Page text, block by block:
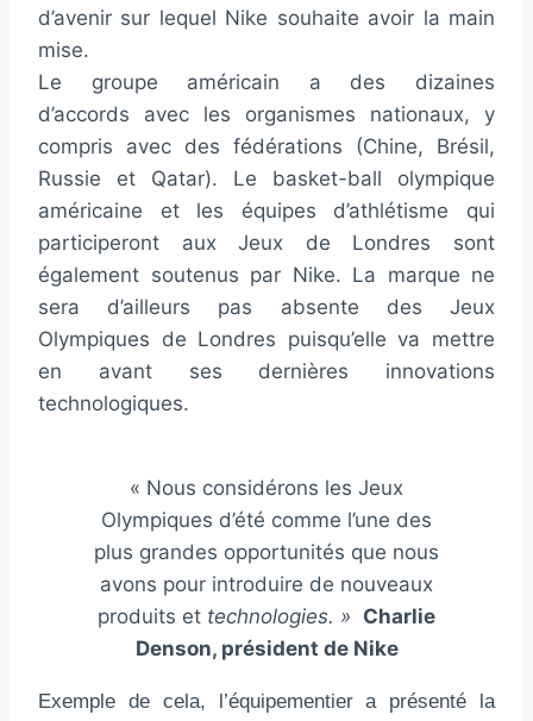
d’avenir sur lequel Nike souhaite avoir la main
mise.
Le groupe américain a des dizaines
d’accords avec les organismes nationaux, y
compris avec des fédérations (Chine, Brésil,
Russie et Qatar). Le basket-ball olympique
américaine et les équipes d’athlétisme qui
participeront aux Jeux de Londres sont
également soutenus par Nike. La marque ne
sera d’ailleurs pas absente des Jeux
Olympiques de Londres puisqu’elle va mettre
en avant ses dernières innovations
technologiques.
« Nous considérons les Jeux
Olympiques d’été comme l’une des
plus grandes opportunités que nous
avons pour introduire de nouveaux
produits et technologies. » Charlie
Denson, président de Nike
Exemple de cela, l’équipementier a présenté la